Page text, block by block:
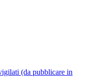
(da pubblicare in